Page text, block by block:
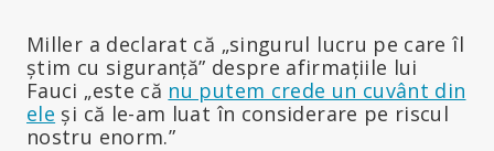
Miller a declarat că „singurul lucru pe care îl
știm cu siguranță” despre afirmațiile lui
Fauci „este că nu putem crede un cuvânt din
ele și că le-am luat în considerare pe riscul
nostru enorm.”